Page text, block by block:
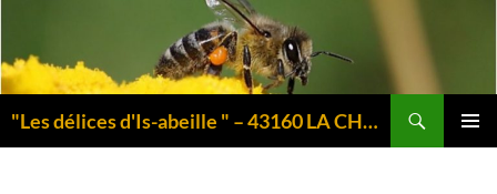
contenu
"Les délices d'Is-abeille " – 43160 LA CHAISE-DIEU – Auvergne